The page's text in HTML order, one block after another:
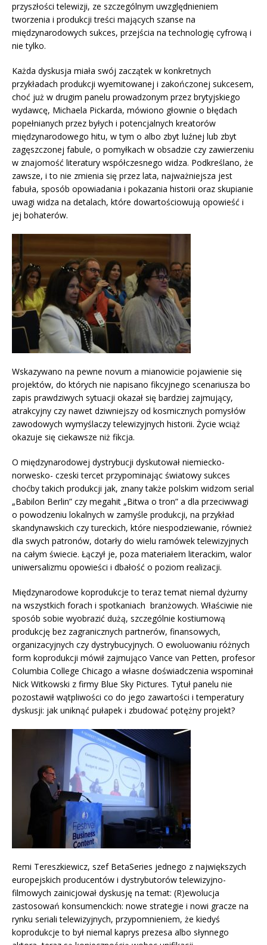
przyszłości telewizji, ze szczególnym uwzględnieniem
tworzenia i produkcji treści mających szanse na
międzynarodowych sukces, przejścia na technologię cyfrową i
nie tylko.
Każda dyskusja miała swój zaczątek w konkretnych
przykładach produkcji wyemitowanej i zakończonej sukcesem,
choć już w drugim panelu prowadzonym przez brytyjskiego
wydawcę, Michaela Pickarda, mówiono głownie o błędach
popełnianych przez byłych i potencjalnych kreatorów
międzynarodowego hitu, w tym o albo zbyt luźnej lub zbyt
zagęszczonej fabule, o pomyłkach w obsadzie czy zawierzeniu
w znajomość literatury współczesnego widza. Podkreślano, że
zawsze, i to nie zmienia się przez lata, najważniejsza jest
fabuła, sposób opowiadania i pokazania historii oraz skupianie
uwagi widza na detalach, które dowartościowują opowieść i
jej bohaterów.
Wskazywano na pewne novum a mianowicie pojawienie się
projektów, do których nie napisano fikcyjnego scenariusza bo
zapis prawdziwych sytuacji okazał się bardziej zajmujący,
atrakcyjny czy nawet dziwniejszy od kosmicznych pomysłów
zawodowych wymyślaczy telewizyjnych historii. Życie wciąż
okazuje się ciekawsze niż fikcja.
O międzynarodowej dystrybucji dyskutował niemiecko-
norwesko- czeski tercet przypominając światowy sukces
choćby takich produkcji jak, znany także polskim widzom serial
„Babilon Berlin” czy megahit „Bitwa o tron” a dla przeciwwagi
o powodzeniu lokalnych w zamyśle produkcji, na przykład
skandynawskich czy tureckich, które niespodziewanie, również
dla swych patronów, dotarły do wielu ramówek telewizyjnych
na całym świecie. Łączył je, poza materiałem literackim, walor
uniwersalizmu opowieści i dbałość o poziom realizacji.
Międzynarodowe koprodukcje to teraz temat niemal dyżurny
na wszystkich forach i spotkaniach branżowych. Właściwie nie
sposób sobie wyobrazić dużą, szczególnie kostiumową
produkcję bez zagranicznych partnerów, finansowych,
organizacyjnych czy dystrybucyjnych. O ewoluowaniu różnych
form koprodukcji mówił zajmująco Vance van Petten, profesor
Columbia College Chicago a własne doświadczenia wspominał
Nick Witkowski z firmy Blue Sky Pictures. Tytuł panelu nie
pozostawił wątpliwości co do jego zawartości i temperatury
dyskusji: jak uniknąć pułapek i zbudować potężny projekt?
Remi Tereszkiewicz, szef BetaSeries jednego z największych
europejskich producentów i dystrybutorów telewizyjno-
filmowych zainicjował dyskusję na temat: (R)ewolucja
zastosowań konsumenckich: nowe strategie i nowi gracze na
rynku seriali telewizyjnych, przypomnieniem, że kiedyś
koprodukcje to był niemal kaprys prezesa albo słynnego